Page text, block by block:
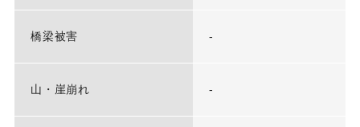
橋梁被害 -
山・崖崩れ -